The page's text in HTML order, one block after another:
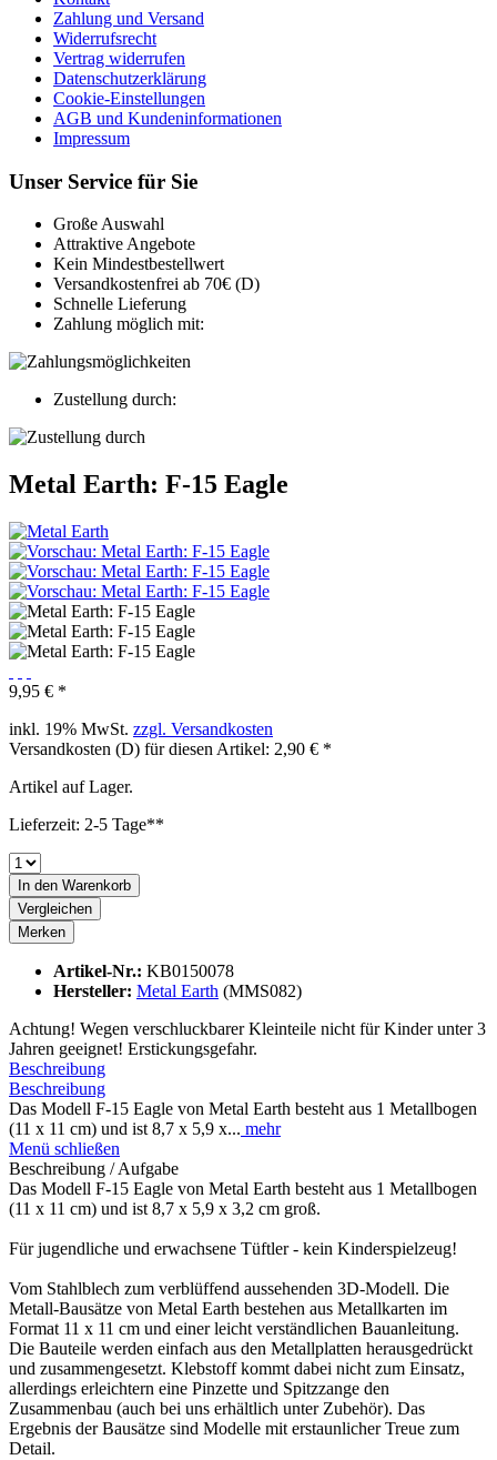
Zahlung und Versand
Widerrufsrecht
Vertrag widerrufen
Datenschutzerklärung
Cookie-Einstellungen
AGB und Kundeninformationen
Impressum
Unser Service für Sie
Große Auswahl
Attraktive Angebote
Kein Mindestbestellwert
Versandkostenfrei ab 70€ (D)
Schnelle Lieferung
Zahlung möglich mit:
Zustellung durch:
Metal Earth: F-15 Eagle
9,95 € *
inkl. 19% MwSt. zzgl. Versandkosten
Versandkosten (D) für diesen Artikel: 2,90 € *
Artikel auf Lager.
Lieferzeit: 2-5 Tage**
In den Warenkorb
Vergleichen
Merken
Artikel-Nr.: KB0150078
Hersteller: Metal Earth (MMS082)
Achtung! Wegen verschluckbarer Kleinteile nicht für Kinder unter 3
Jahren geeignet! Erstickungsgefahr.
Beschreibung
Beschreibung
Das Modell F-15 Eagle von Metal Earth besteht aus 1 Metallbogen
(11 x 11 cm) und ist 8,7 x 5,9 x... mehr
Menü schließen
Beschreibung / Aufgabe
Das Modell F-15 Eagle von Metal Earth besteht aus 1 Metallbogen
(11 x 11 cm) und ist 8,7 x 5,9 x 3,2 cm groß.
Für jugendliche und erwachsene Tüftler - kein Kinderspielzeug!
Vom Stahlblech zum verblüffend aussehenden 3D-Modell. Die
Metall-Bausätze von Metal Earth bestehen aus Metallkarten im
Format 11 x 11 cm und einer leicht verständlichen Bauanleitung.
Die Bauteile werden einfach aus den Metallplatten herausgedrückt
und zusammengesetzt. Klebstoff kommt dabei nicht zum Einsatz,
allerdings erleichtern eine Pinzette und Spitzzange den
Zusammenbau (auch bei uns erhältlich unter Zubehör). Das
Ergebnis der Bausätze sind Modelle mit erstaunlicher Treue zum
Detail.